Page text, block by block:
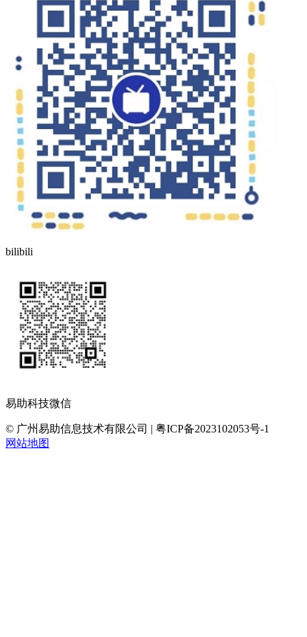
bilibili
易助科技微信
© 广州易助信息技术有限公司 | 粤ICP备2023102053号-1
网站地图